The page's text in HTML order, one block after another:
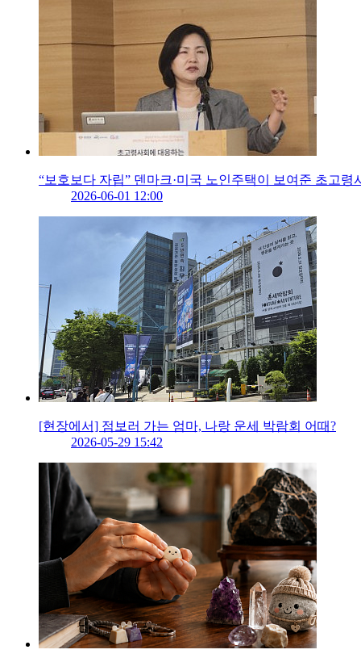
“보호보다 자립” 덴마크·미국 노인주택이 보여준 초고령
2026-06-01 12:00
[현장에서] 점보러 가는 엄마, 나랑 운세 박람회 어때?
2026-05-29 15:42